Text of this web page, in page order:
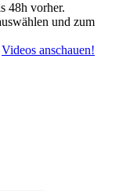
48h vorher.
und zum
Videos anschauen!